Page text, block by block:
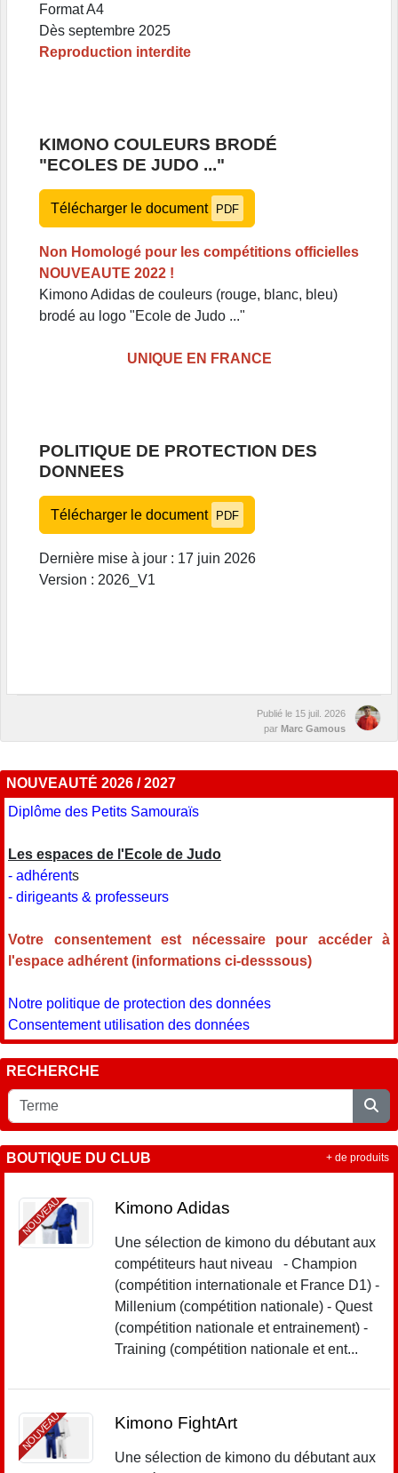
Format A4
Dès septembre 2025
Reproduction interdite
KIMONO COULEURS BRODÉ
"ECOLES DE JUDO ..."
Télécharger le document PDF
Non Homologé pour les compétitions officielles
NOUVEAUTE 2022 !
Kimono Adidas de couleurs (rouge, blanc, bleu)
brodé au logo "Ecole de Judo ..."
UNIQUE EN FRANCE
POLITIQUE DE PROTECTION DES
DONNEES
Télécharger le document PDF
Dernière mise à jour : 17 juin 2026
Version : 2026_V1
Publié le 15 juil. 2026
par Marc Gamous
NOUVEAUTÉ 2026 / 2027
Diplôme des Petits Samouraïs
Les espaces de l'Ecole de Judo
- adhérents
- dirigeants & professeurs
Votre consentement est nécessaire pour accéder à
l'espace adhérent (informations ci-desssous)
Notre politique de protection des données
Consentement utilisation des données
RECHERCHE
BOUTIQUE DU CLUB
NOUVEAU Kimono Adidas
Une sélection de kimono du débutant aux
compétiteurs haut niveau - Champion
(compétition internationale et France D1) -
Millenium (compétition nationale) - Quest
(compétition nationale et entrainement) -
Training (compétition nationale et ent...
NOUVEAU Kimono FightArt
Une sélection de kimono du débutant aux
+ de produits